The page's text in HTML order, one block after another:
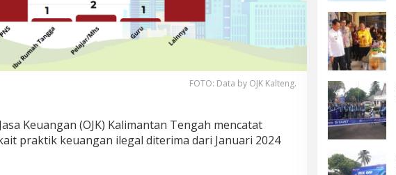
FOTO: Data by OJK Kalteng.
Keuangan (OJK) Kalimantan Tengah mencatat
praktik keuangan ilegal diterima dari Januari 2024